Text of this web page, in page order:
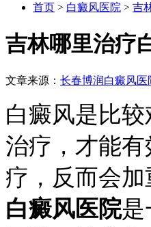
首页 > 白癜风医院 > 吉
吉林哪里治疗
文章来源： 长春博润白癜风医
白癜风是比
治疗，才能
疗，反而会
白癜风医院是